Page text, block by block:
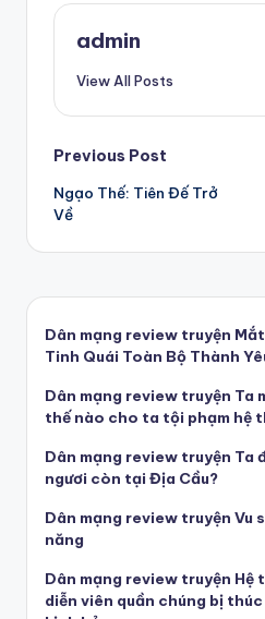
admin
View All Posts
Post
navigation
Previous Post
Ngạo Thế: Tiên Đế Trở
Về
Dân mạng review truyện Mắt
Tinh Quái Toàn Bộ Thành
Dân mạng review truyện Ta
thế nào cho ta tội phạm hệ
Dân mạng review truyện Ta
ngươi còn tại Địa Cầu?
Dân mạng review truyện Vu
năng
Dân mạng review truyện Hệ
diễn viên quần chúng bị